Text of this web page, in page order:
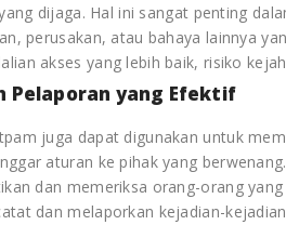
dijaga. Hal ini sangat penting
perusakan, atau bahaya lainnya
akses yang lebih baik, risiko
Pelaporan yang Efektif
juga dapat digunakan untuk
aturan ke pihak yang
dan memeriksa orang-orang
dan melaporkan kejadian-